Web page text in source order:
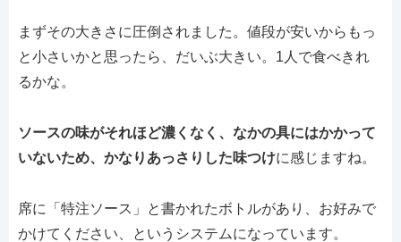
まずその大きさに圧倒されました。値段が安いからもっ
と小さいかと思ったら、だいぶ大きい。1人で食べきれ
るかな。
ソースの味がそれほど濃くなく、なかの具にはかかって
いないため、かなりあっさりした味つけに感じますね。
席に「特注ソース」と書かれたボトルがあり、お好みで
かけてください、というシステムになっています。